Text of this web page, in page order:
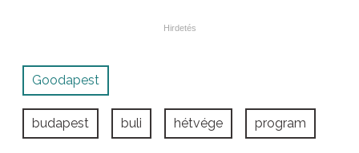
Goodapest
budapest buli hétvége program